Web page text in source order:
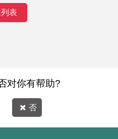
列表
对你有帮助?
否